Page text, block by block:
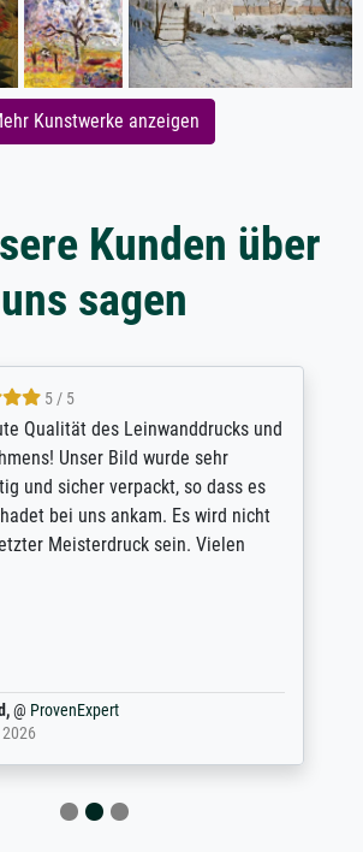
Kunstwerke anzeigen
Kunden über
uns sagen
5 / 5
Qualität des Leinwanddrucks und
Unser Bild wurde sehr
und sicher verpackt, so dass es
bei uns ankam. Es wird nicht
Meisterdruck sein. Vielen
ProvenExpert